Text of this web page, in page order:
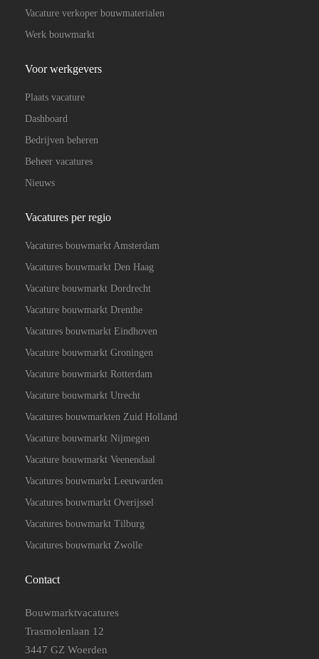
Vacature verkoper bouwmaterialen
Werk bouwmarkt
Voor werkgevers
Plaats vacature
Dashboard
Bedrijven beheren
Beheer vacatures
Nieuws
Vacatures per regio
Vacatures bouwmarkt Amsterdam
Vacatures bouwmarkt Den Haag
Vacature bouwmarkt Dordrecht
Vacature bouwmarkt Drenthe
Vacatures bouwmarkt Eindhoven
Vacature bouwmarkt Groningen
Vacature bouwmarkt Rotterdam
Vacature bouwmarkt Utrecht
Vacatures bouwmarkten Zuid Holland
Vacature bouwmarkt Nijmegen
Vacature bouwmarkt Veenendaal
Vacatures bouwmarkt Leeuwarden
Vacatures bouwmarkt Overijssel
Vacatures bouwmarkt Tilburg
Vacatures bouwmarkt Zwolle
Contact
Bouwmarktvacatures
Trasmolenlaan 12
3447 GZ Woerden